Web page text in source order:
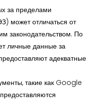
за пределами
может отличаться от
законодательством. По
личные данные за
адекватные
такие как Google